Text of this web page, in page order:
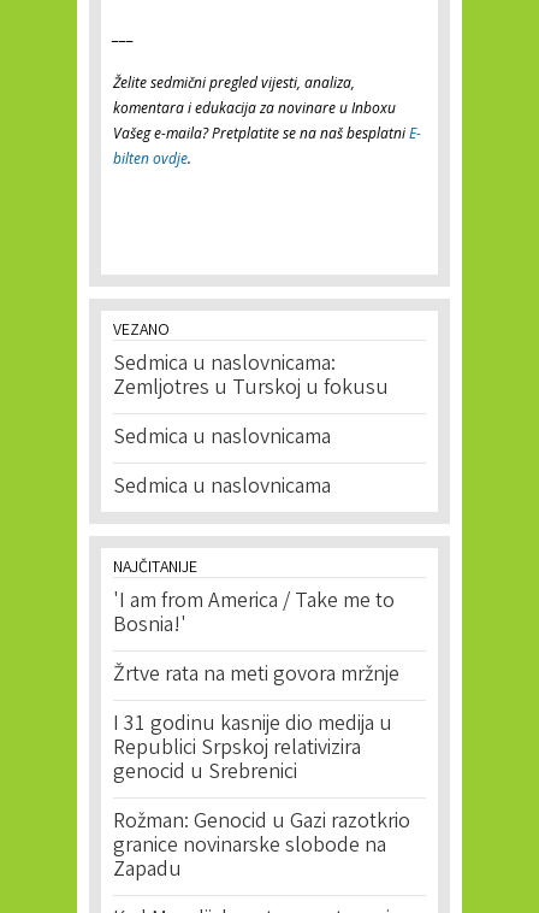
Želite sedmični pregled vijesti, analiza,
komentara i edukacija za novinare u Inboxu
Vašeg e-maila? Pretplatite se na naš besplatniE-
bilten ovdje.
VEZANO
Sedmica u naslovnicama:
Zemljotres u Turskoj u fokusu
Sedmica u naslovnicama
Sedmica u naslovnicama
NAJČITANIJE
'I am from America / Take me to
Bosnia!'
Žrtve rata na meti govora mržnje
I 31 godinu kasnije dio medija u
Republici Srpskoj relativizira
genocid u Srebrenici
Rožman: Genocid u Gazi razotkrio
granice novinarske slobode na
Zapadu